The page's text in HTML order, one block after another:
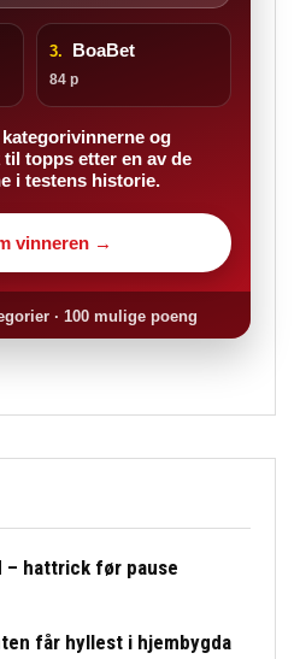
3. BoaBet
84 p
og
topps etter en av de
i testens historie.
vinneren →
· 100 mulige poeng
– hattrick før pause
får hyllest i hjembygda